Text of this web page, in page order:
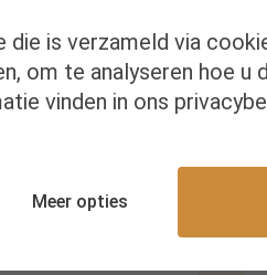
is verzameld via
om te analyseren hoe u
vinden in ons
Meer opties